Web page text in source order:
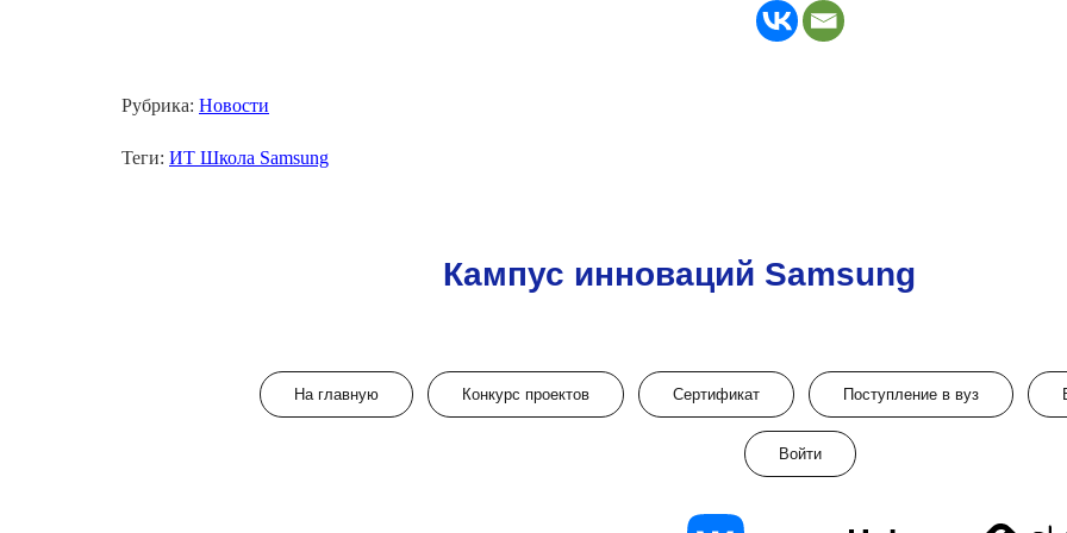
Рубрика: Новости
Теги: ИТ Школа Samsung
Кампус инноваций Samsung
На главную Конкурс проектов Сертификат Поступление в вуз
Войти